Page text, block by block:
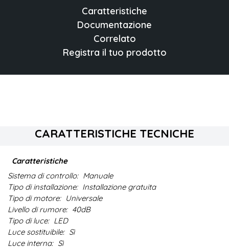
Caratteristiche
Documentazione
Correlato
Registra il tuo prodotto
CARATTERISTICHE TECNICHE
Caratteristiche
Sistema di controllo: Manuale
Tipo di installazione: Installazione gratuita
Tipo di motore: Universale
Livello di rumore: 40dB
Tipo di luce: LED
Luce sostituibile: Sì
Luce interna: Sì